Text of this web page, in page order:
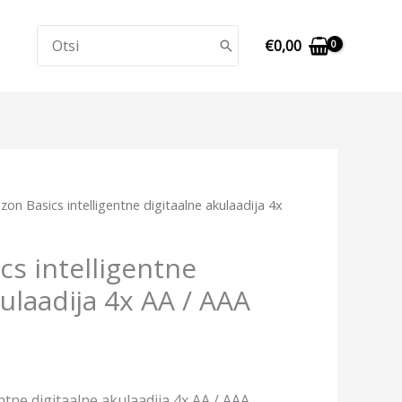
for:
€0,00
Basics intelligentne digitaalne akulaadija 4x
intelligentne
4x AA / AAA